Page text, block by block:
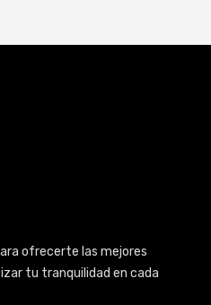
ofrecerte las mejores
tu tranquilidad en cada